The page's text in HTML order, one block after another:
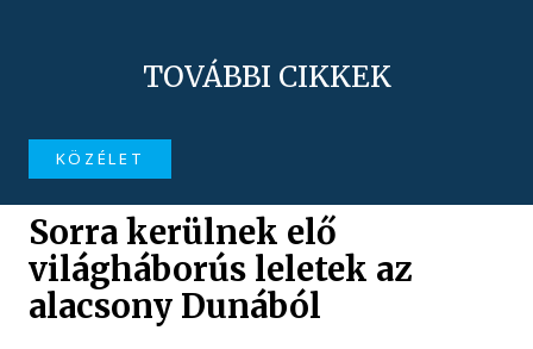
TOVÁBBI CIKKEK
KÖZÉLET
Sorra kerülnek elő
világháborús leletek az
alacsony Dunából